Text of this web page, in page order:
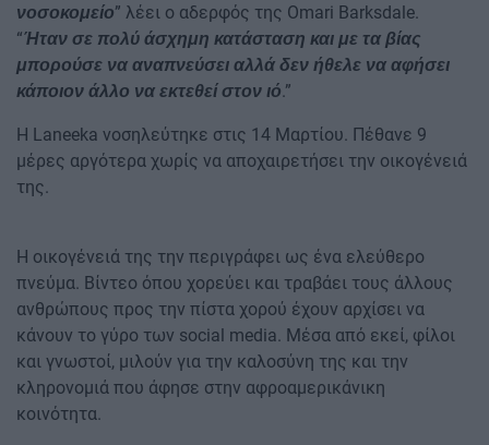
νοσοκομείο” λέει ο αδερφός της Omari Barksdale.
“Ήταν σε πολύ άσχημη κατάσταση και με τα βίας
μπορούσε να αναπνεύσει αλλά δεν ήθελε να αφήσει
κάποιον άλλο να εκτεθεί στον ιό.”
Η Laneeka νοσηλεύτηκε στις 14 Μαρτίου. Πέθανε 9
μέρες αργότερα χωρίς να αποχαιρετήσει την οικογένειά
της.
Η οικογένειά της την περιγράφει ως ένα ελεύθερο
πνεύμα. Βίντεο όπου χορεύει και τραβάει τους άλλους
ανθρώπους προς την πίστα χορού έχουν αρχίσει να
κάνουν το γύρο των social media. Μέσα από εκεί, φίλοι
και γνωστοί, μιλούν για την καλοσύνη της και την
κληρονομιά που άφησε στην αφροαμερικάνικη
κοινότητα.